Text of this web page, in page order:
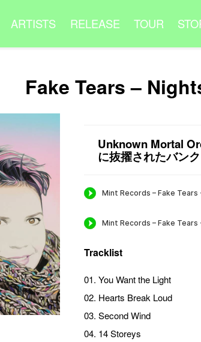
ARTISTS RELEASE TOUR
Fake Tears –
Unknown Mortal
に抜擢されたバン
Tracklist
01. You Want the Light
02. Hearts Break Loud
03. Second Wind
04. 14 Storeys